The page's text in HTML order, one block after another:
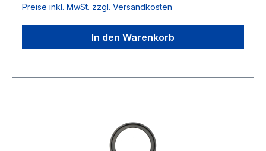
Preise inkl. MwSt. zzgl. Versandkosten
In den Warenkorb